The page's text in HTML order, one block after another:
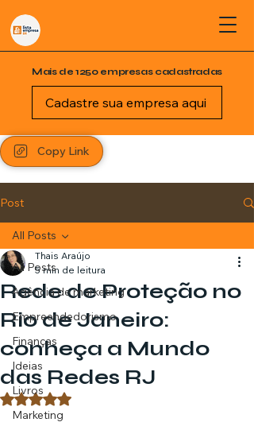
Mais de 1250 empresas cadastradas
Cadastre sua empresa aqui
Copy Link
Post
All Posts
Agência de marketing
Empreendedorismo
Finanças
Ideias
Livros
Marketing
All Posts
Rede de Proteção no
Rio de Janeiro:
conheça a Mundo
das Redes RJ
Thais Araújo
5 min de leitura
Avaliado com NaN de 5 estrelas.